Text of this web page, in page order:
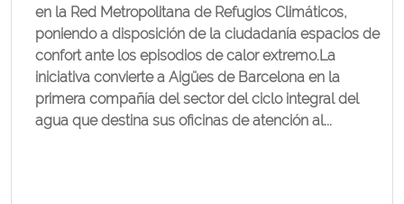
en la Red Metropolitana de Refugios Climáticos,
poniendo a disposición de la ciudadanía espacios de
confort ante los episodios de calor extremo.La
iniciativa convierte a Aigües de Barcelona en la
primera compañía del sector del ciclo integral del
agua que destina sus oficinas de atención al...